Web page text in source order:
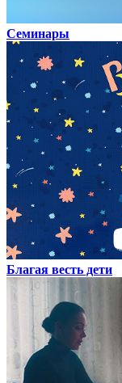
Семинары
Благая весть дети